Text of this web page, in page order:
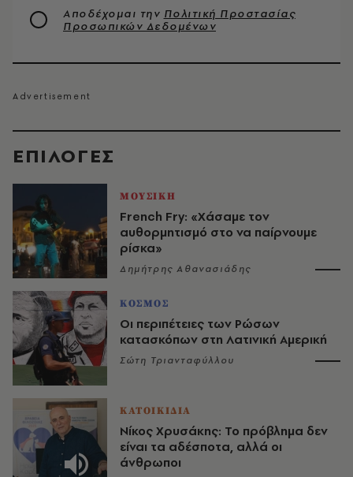
EΠΙΛΟΓΈΣ
ΜΟΥΣΙΚΗ
French Fry: «Χάσαμε τον
αυθορμητισμό στο να παίρνουμε
ρίσκα»
Δημήτρης Αθανασιάδης
ΚΟΣΜΟΣ
Οι περιπέτειες των Ρώσων
κατασκόπων στη Λατινική Αμερική
Σώτη Τριανταφύλλου
ΚΑΤΟΙΚΙΔΙΑ
Νίκος Χρυσάκης: Το πρόβλημα δεν
είναι τα αδέσποτα, αλλά οι
άνθρωποι
Αποδέχομαι την Πολιτική Προστασίας
Προσωπικών Δεδομένων